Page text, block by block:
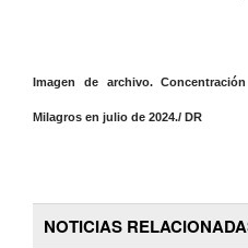
Imagen de archivo.
Milagros en julio de 2024./ DR
NOTICIAS